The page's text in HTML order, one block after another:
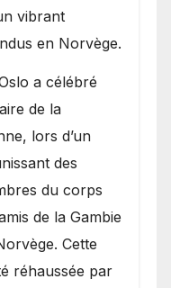
vibrant
en Norvège.
a célébré
de la
lors d’un
des
du corps
de la Gambie
Cette
réhaussée par